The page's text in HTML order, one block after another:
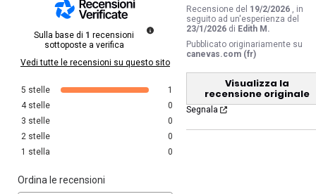
Sulla base di 1 recensioni
sottoposte a verifica
Vedi tutte le recensioni su questo sito
5 stelle
1
4 stelle
0
3 stelle
0
2 stelle
0
1 stella 0
Ordina le recensioni
Recensione del 19/2/2026 , in
seguito ad un'esperienza del
23/1/2026 di Edith M.
Pubblicato originariamente su
canevas.com (fr)
Visualizza la
recensione originale
Segnala